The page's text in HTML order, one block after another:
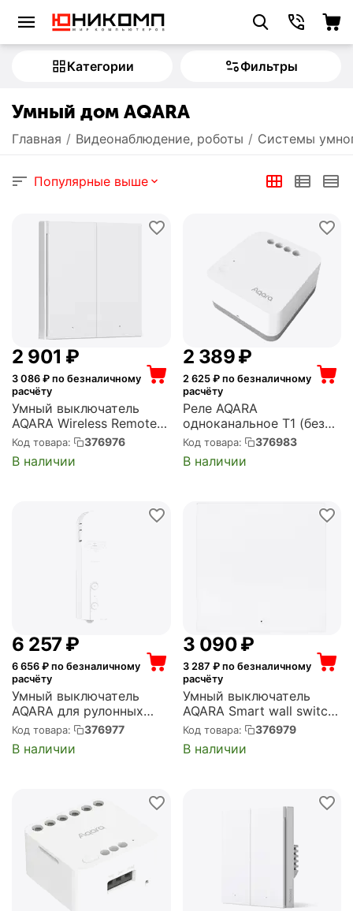
Категории Фильтры
Умный дом AQARA
Главная / Видеонаблюдение, роботы / Системы
Популярные выше
2 901 ₽
3 086 ₽ по безналичному
расчёту
Умный выключатель
AQARA Wireless Remote
Switch H1 (WRS-R02)
Код товара: 376976
В наличии
2 389₽
2 625₽ по безналичному
расчёту
Реле AQARA
одноканальное T1 (без
нейтрали) Single Switch
Module T1 (No Neutral)
(SSM-U02)
Код товара: 376983
В наличии
6 257₽
6 656 ₽ по безналичному
расчёту
Умный выключатель
AQARA для рулонных
штор Roller shade driver
E1 (RSD-M01)
Код товара: 376977
В наличии
3 090₽
3 287 ₽ по безналичному
расчёту
Умный выключатель
AQARA Smart wall switch
H1 (no neutral, single
rocker) (WS-EUK01)
Код товара: 376979
В наличии